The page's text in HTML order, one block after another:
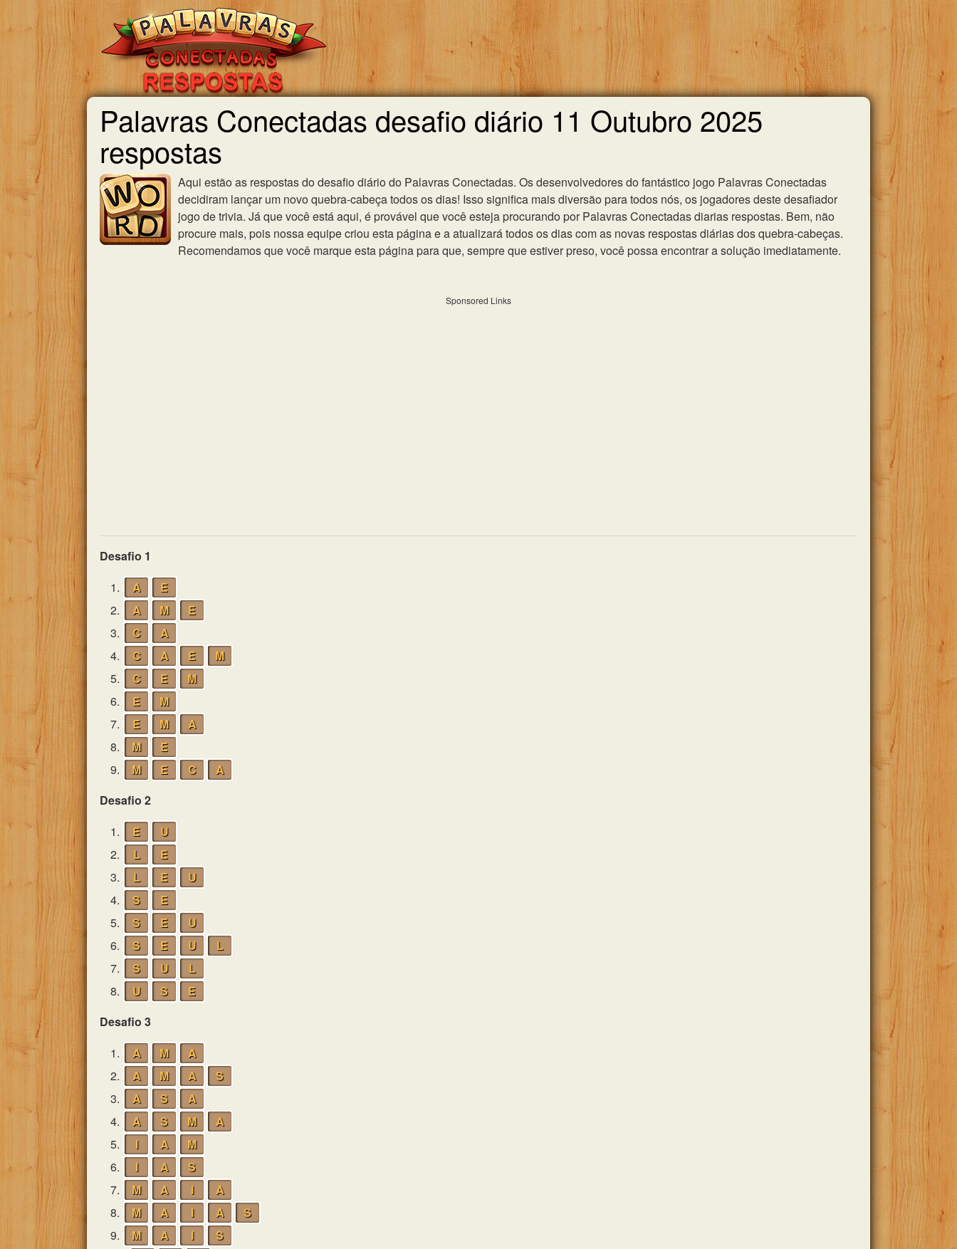
Palavras Conectadas desafio diário 11 Outubro 2025
respostas
Aqui estão as respostas do desafio diário do Palavras Conectadas. Os desenvolvedores do fantástico jogo Palavras Conectadas
decidiram lançar um novo quebra-cabeça todos os dias! Isso significa mais diversão para todos nós, os jogadores deste desafiador
jogo de trivia. Já que você está aqui, é provável que você esteja procurando por Palavras Conectadas diarias respostas. Bem, não
procure mais, pois nossa equipe criou esta página e a atualizará todos os dias com as novas respostas diárias dos quebra-cabeças.
Recomendamos que você marque esta página para que, sempre que estiver preso, você possa encontrar a solução imediatamente.
Sponsored Links
Desafio 1
1.
A
E
2.
A M
E
3.
C
A
4.
C A E
M
5.
C E
M
6.
E
M
7.
E M
A
8.
M
E
9.
M E C
A
Desafio 2
1.
E
U
2.
L
E
3.
L E
U
4.
S
E
5.
S E
U
6.
S E U
L
7.
S U
L
8.
U S
E
Desafio 3
1.
A M
A
2.
A M A
S
3.
A S
A
4.
A S M
A
5.
I A
M
6.
I A
S
7.
M A I
A
8.
M A I A
S
9.
M A I
S